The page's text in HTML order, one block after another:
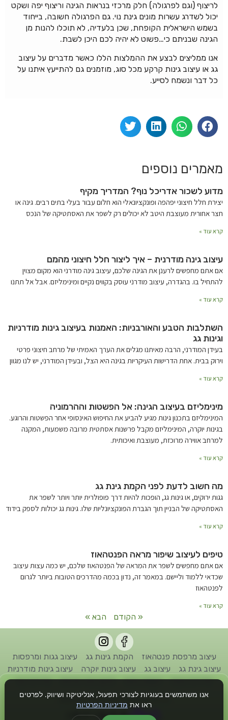
אנו משתמשים בעוגיות לצורכי תפעול, אנליטיקה ושיווק. לפרטים
ראו את מדיניות הפרטיות
לריצוף (וגם לפרגולה) חלק מרכזי בנראות הגינה וריצוף יפה ושקט
יכול לשדרג עשרות מונים גינת נוי. גם הפרגולה חשובה, בייחוד
בשמש הישראלית הקופחת, שכן בלעדיה, לא תוכלו להנות מן
הגינה שבניתם כי…פשוט לא יהיה לכם היכן לשבת.
אנו ממליצים לבצע את ההמלצות הללו כאשר מדברים על עיצוב
גג או עיצוב גינות קרקע מכל סוג, מוזמנים גם להתייעץ איתנו על
כל דבר ונשמח לסייע.
מאמרים נוספים
מדוע לשכור אדריכל נוף? המדריך מקיף
יצירת חלל חיצוני יפהפה ופונקציונאלי הוא חלום עבור בעלי בתים רבים. גינה או
חצר אחורית מעוצבת היטב לא יכולים רק לשפר את האסתטיקה של הנכס
קרא עוד »
עיצוב גינה מודרנית – איך ליצור חלל חיצוני מהמם
אם אתם מחפשים לרענן את הגינה שלכם, עיצוב גינה מודרני הוא מקום מצוין
להתחיל בו. בהגדרה, עיצוב מודרני עוסק בקווים נקיים ומינימליזם. אבל אל תתנו
קרא עוד »
השתלבות הטבע והאורבניות: האמנות בעיצוב גינות מודרניות
וגינות גג
בעידן המודרני, הרבה מאיתנו מגלים את הערך האמיתי של מרחב חיצוני פרטי
וירוק בבית. אחת הדרישות העיקריות בגינה היא הצל, ובעידן המודרני, יש לנו מגוון
קרא עוד »
מינימליזם בעיצוב הגינה: אל הפשטות וההרמוניה
המינימליזם בתכנון גינות מגיע להביע את החיפוש האינסופי אחר הפשטות והרוגע.
בגינות יוקרה, המינימליזם מקבל פרשנות אסתטית מרובה משמעות, המקנה
למרחב אווירה מרוכזת, מעוצבת ואיכותית.
קרא עוד »
מה חשוב לדעת לפני הקמת גינת גג
גגות ירוקים, או גינות גג, הופכות להיות דרך פופולרית יותר ויותר לשפר את
האסתטיקה של הבניין תוך הגברת הפונקציונליות שלו. גינות גג יכולות לספק בידוד
קרא עוד »
טיפים לעיצוב שיפור מראה הפנטהאוז
אם אתם מחפשים לשפר את המראה של הפנטהאוז שלכם, יש כמה עצות עיצוב
שכדאי ללמוד וליישם. במאמר זה, נדון בכמה מהדרכים הטובות ביותר לגרום
לפנטהאוז
קרא עוד »
« הקודם הבא »
עיצוב מרפסת פנטהאוז הקמת גינות גג
עיצוב גגות ומרפסות
עיצוב גינת גג
עיצוב גג עיצוב גינות יוקרה
עיצוב גינות מודרניות
אדריכל גינות
הקמת גינות תכנון גינה פרטית אדריכל נוף
כל הזכויות שמורות לחברת גן דיזיין © 2022